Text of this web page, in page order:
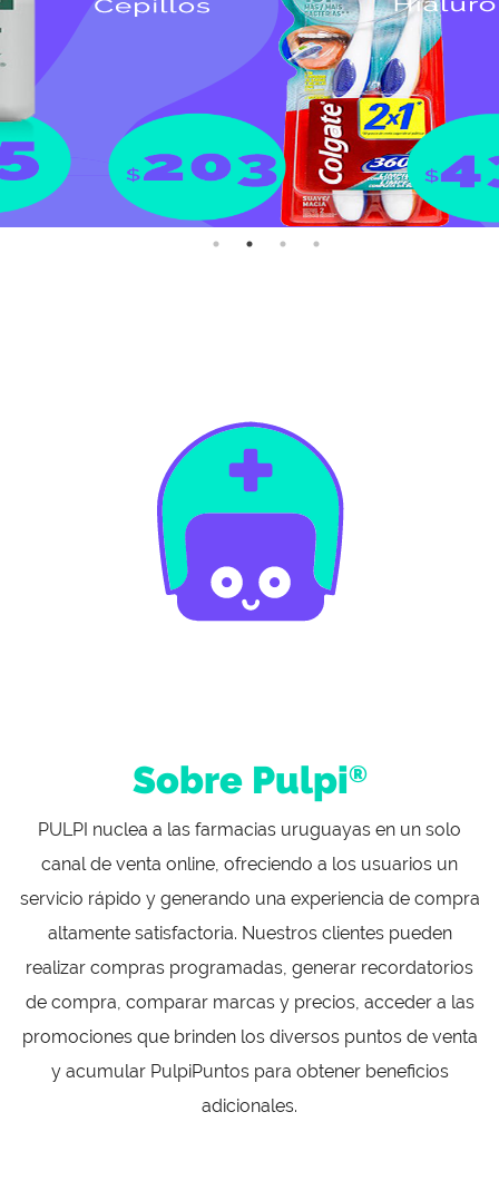
Sobre Pulpi®
PULPI nuclea a las farmacias uruguayas en un solo
canal de venta online, ofreciendo a los usuarios un
servicio rápido y generando una experiencia de compra
altamente satisfactoria. Nuestros clientes pueden
realizar compras programadas, generar recordatorios
de compra, comparar marcas y precios, acceder a las
promociones que brinden los diversos puntos de venta
y acumular PulpiPuntos para obtener beneficios
adicionales.